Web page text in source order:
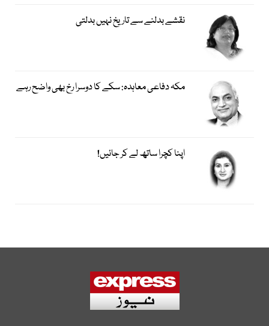
نقشے بدلنے سے تاریخ نہیں بدلتی
مکہ دفاعی معاہدہ: سکے کا دوسرا رخ بھی واضح رہے
اپنا کچرا ساتھ لے کر جائیں!